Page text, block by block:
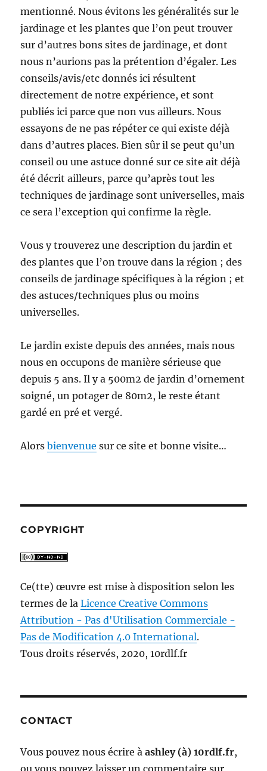
mentionné. Nous évitons les généralités sur le
jardinage et les plantes que l’on peut trouver
sur d’autres bons sites de jardinage, et dont
nous n’aurions pas la prétention d’égaler. Les
conseils/avis/etc donnés ici résultent
directement de notre expérience, et sont
publiés ici parce que non vus ailleurs. Nous
essayons de ne pas répéter ce qui existe déjà
dans d’autres places. Bien sûr il se peut qu’un
conseil ou une astuce donné sur ce site ait déjà
été décrit ailleurs, parce qu’après tout les
techniques de jardinage sont universelles, mais
ce sera l’exception qui confirme la règle.
Vous y trouverez une description du jardin et
des plantes que l’on trouve dans la région ; des
conseils de jardinage spécifiques à la région ; et
des astuces/techniques plus ou moins
universelles.
Le jardin existe depuis des années, mais nous
nous en occupons de manière sérieuse que
depuis 5 ans. Il y a 500m2 de jardin d’ornement
soigné, un potager de 80m2, le reste étant
gardé en pré et vergé.
Alorsbienvenue sur ce site et bonne visite…
COPYRIGHT
Ce(tte) œuvre est mise à disposition selon les
termes de laLicence Creative Commons
Attribution - Pas d'Utilisation Commerciale -
Pas de Modification 4.0 International.
Tous droits réservés, 2020, 10rdlf.fr
CONTACT
Vous pouvez nous écrire àashley (à) 10rdlf.fr,